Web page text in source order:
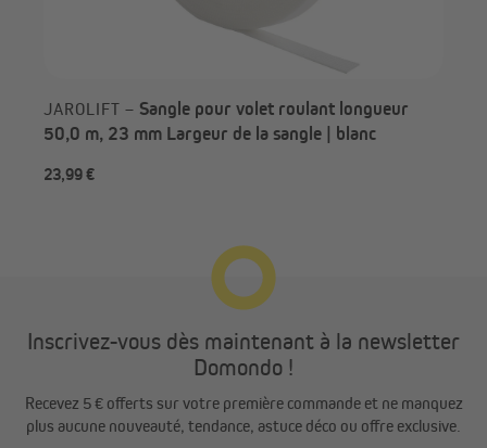
JAROLIFT – Sangle pour volet roulant longueur
50,0 m, 23 mm Largeur de la sangle | blanc
23,99 €
Inscrivez-vous dès maintenant à la newsletter
Domondo !
Recevez 5 € offerts sur votre première commande et ne manquez
plus aucune nouveauté, tendance, astuce déco ou offre exclusive.